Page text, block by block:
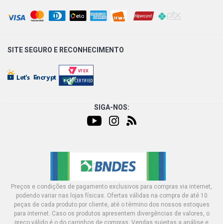
SITE SEGURO E RECONHECIMENTO
SIGA-NOS:
Preços e condições de pagamento exclusivos para compras via internet,
podendo variar nas lojas físicas. Ofertas válidas na compra de até 10
peças de cada produto por cliente, até o término dos nossos estoques
para internet. Caso os produtos apresentem divergências de valores, o
preço válido é o do carrinhos de compras. Vendas sujeitas a análise e